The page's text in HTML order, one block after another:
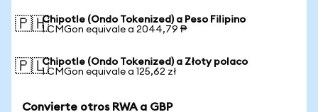
🇵🇭Chipotle (Ondo Tokenized) a Peso Filipino
1 CMGon equivale a 2044,79 ₱
🇵🇱Chipotle (Ondo Tokenized) a Złoty polaco
1 CMGon equivale a 125,62 zł
Convierte otros RWA a GBP